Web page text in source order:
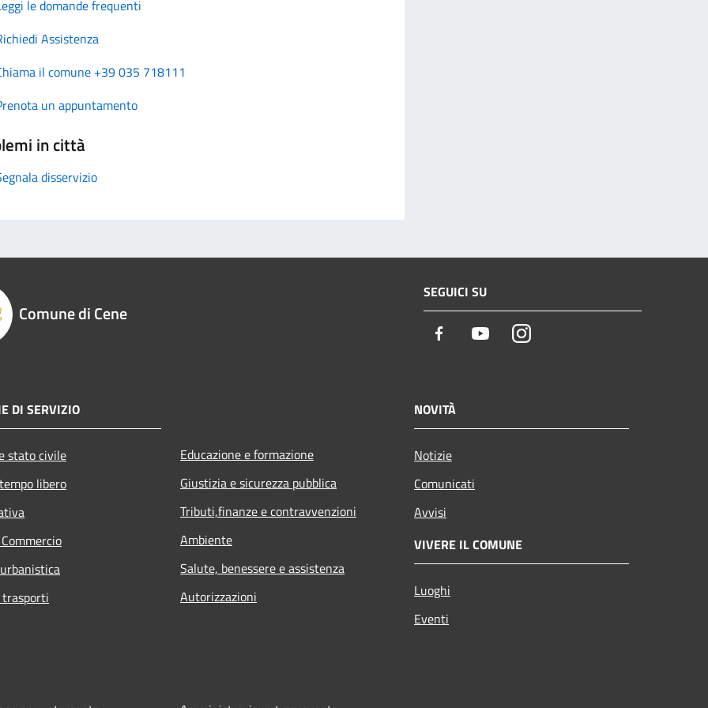
le domande frequenti
Assistenza
il comune +39 035 718111
un appuntamento
in città
disservizio
Comune di Cene
SEGUICI SU
Facebook YoutubeInstagram
DI SERVIZIO
stato civile
libero
Educazione e formazione
Giustizia e sicurezza pubblica
Tributi,finanze e contravvenzioni
Ambiente
Salute, benessere e assistenza
Autorizzazioni
NOVITÀ
Notizie
Comunicati
Avvisi
VIVERE IL COMUNE
Luoghi
Eventi